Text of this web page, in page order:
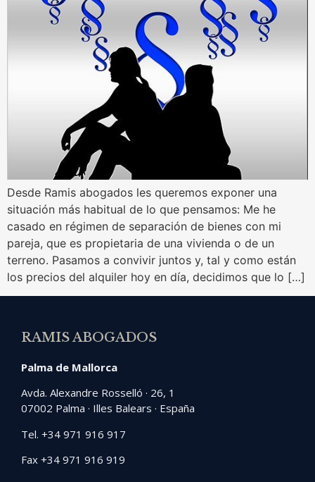
Desde Ramis abogados les queremos exponer una
situación más habitual de lo que pensamos: Me he
casado en régimen de separación de bienes con mi
pareja, que es propietaria de una vivienda o de un
terreno. Pasamos a convivir juntos y, tal y como están
los precios del alquiler hoy en día, decidimos que lo […]
RAMIS ABOGADOS
Palma de Mallorca
Avda. Alexandre Rosselló · 26, 1
07002 Palma · Illes Balears · España
Tel. +34 971 916 917
Fax +34 971 916 919